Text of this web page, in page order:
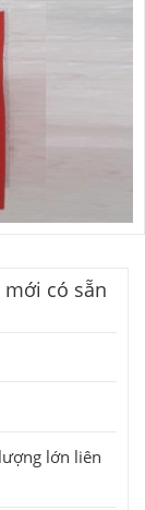
có sẵn
lớn liên